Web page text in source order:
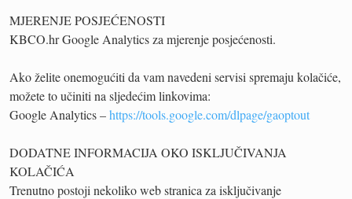
MJERENJE POSJEĆENOSTI
KBCO.hr Google Analytics za mjerenje posjećenosti.
Ako želite onemogućiti da vam navedeni servisi spremaju kolačiće,
možete to učiniti na sljedećim linkovima:
Google Analytics –https://tools.google.com/dlpage/gaoptout
DODATNE INFORMACIJA OKO ISKLJUČIVANJA
KOLAČIĆA
Trenutno postoji nekoliko web stranica za isključivanje